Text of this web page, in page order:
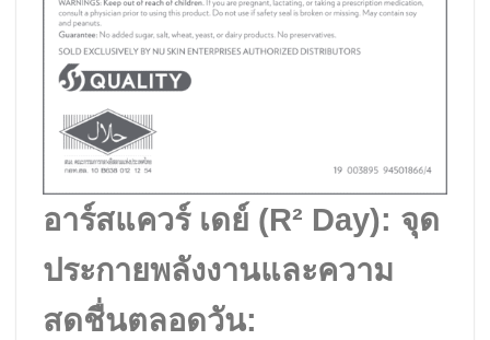
อาร์สแควร์ เดย์ (R² Day): จุด
ประกายพลังงานและความ
สดชื่นตลอดวัน: